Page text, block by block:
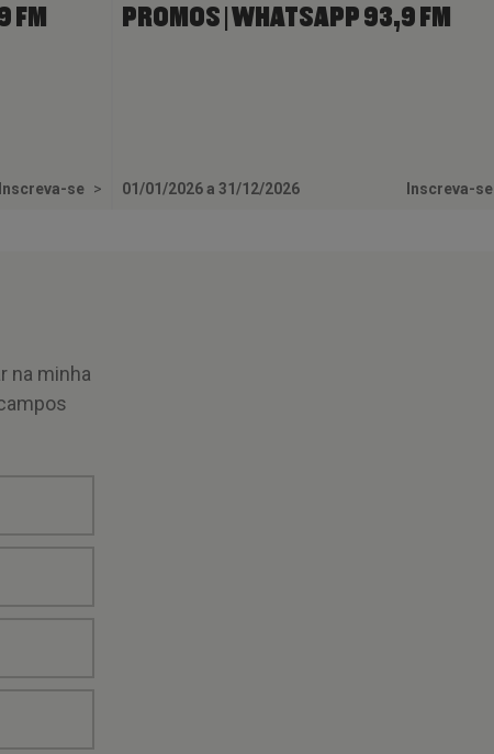
FM
Inscreva-se >
PROMOS | WHATSAPP 93,9 FM
01/01/2026 a 31/12/2026 Inscreva-se
na minha